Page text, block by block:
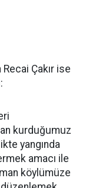
Çakır ise
kurduğumuz
yangında
amacı ile
köylümüze